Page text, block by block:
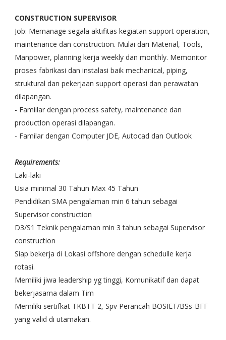
CONSTRUCTION SUPERVISOR
Job: Memanage segala aktifitas kegiatan support operation,
maintenance dan construction. Mulai dari Material, Tools,
Manpower, planning kerja weekly dan monthly. Memonitor
proses fabrikasi dan instalasi baik mechanical, piping,
struktural dan pekerjaan support operasi dan perawatan
dilapangan.
- Famiilar dengan process safety, maintenance dan
productlon operasi dilapangan.
- Familar dengan Computer JDE, Autocad dan Outlook
Requirements:
Laki-laki
Usia minimal 30 Tahun Max 45 Tahun
Pendidikan SMA pengalaman min 6 tahun sebagai
Supervisor construction
D3/S1 Teknik pengalaman min 3 tahun sebagai Supervisor
construction
Siap bekerja di Lokasi offshore dengan schedulle kerja
rotasi.
Memiliki jiwa leadership yg tinggi, Komunikatif dan dapat
bekerjasama dalam Tim
Memiliki sertifkat TKBTT 2, Spv Perancah BOSIET/BSs-BFF
yang valid di utamakan.